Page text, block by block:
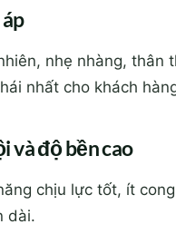
nhẹ nhàng, thân
nhất cho khách
và độ bền cao
chịu lực tốt, ít
dài.